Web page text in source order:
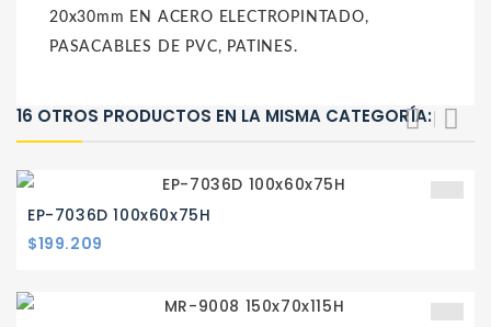
20x30mm EN ACERO ELECTROPINTADO,
PASACABLES DE PVC, PATINES.
16 OTROS PRODUCTOS EN LA MISMA CATEGORÍA:
EP-7036D 100x60x75H
Precio
$199.209